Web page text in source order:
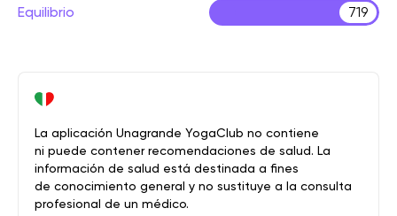
Equilibrio 719
La aplicación Unagrande YogaClub no contiene
ni puede contener recomendaciones de salud. La
información de salud está destinada a fines
de conocimiento general y no sustituye a la consulta
profesional de un médico.